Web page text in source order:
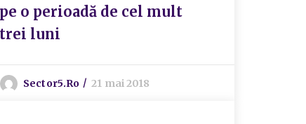
pe o perioadă de cel mult
trei luni
Sector5.ro 21 mai 2018